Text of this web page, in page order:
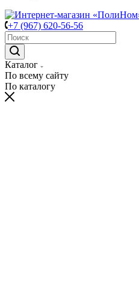
+7 (967) 620-56-56
Каталог
По всему сайту
По каталогу